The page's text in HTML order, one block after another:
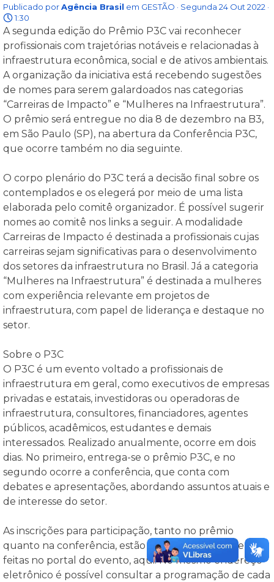
Publicado porAgência Brasil em GESTÃO · Segunda 24 Out 2022 ·
1:30
A segunda edição do Prêmio P3C vai reconhecer
profissionais com trajetórias notáveis e relacionadas à
infraestrutura econômica, social e de ativos ambientais.
A organização da iniciativa está recebendo sugestões
de nomes para serem galardoados nas categorias
“Carreiras de Impacto” e “Mulheres na Infraestrutura”.
O prêmio será entregue no dia 8 de dezembro na B3,
em São Paulo (SP), na abertura da Conferência P3C,
que ocorre também no dia seguinte.
O corpo plenário do P3C terá a decisão final sobre os
contemplados e os elegerá por meio de uma lista
elaborada pelo comitê organizador. É possível sugerir
nomes ao comitê nos links a seguir. A modalidade
Carreiras de Impacto é destinada a profissionais cujas
carreiras sejam significativas para o desenvolvimento
dos setores da infraestrutura no Brasil. Já a categoria
“Mulheres na Infraestrutura” é destinada a mulheres
com experiência relevante em projetos de
infraestrutura, com papel de liderança e destaque no
setor.
Sobre o P3C
O P3C é um evento voltado a profissionais de
infraestrutura em geral, como executivos de empresas
privadas e estatais, investidoras ou operadoras de
infraestrutura, consultores, financiadores, agentes
públicos, acadêmicos, estudantes e demais
interessados. Realizado anualmente, ocorre em dois
dias. No primeiro, entrega-se o prêmio P3C, e no
segundo ocorre a conferência, que conta com
debates e apresentações, abordando assuntos atuais e
de interesse do setor.
As inscrições para participação, tanto no prêmio
quanto na conferência, estão abertas e podem ser
feitas no portal do evento, aqui. No mesmo endereço
eletrônico é possível consultar a programação de cada